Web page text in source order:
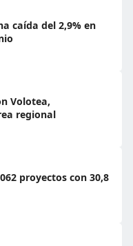
caída del 2,9% en
Volotea,
regional
proyectos con 30,8